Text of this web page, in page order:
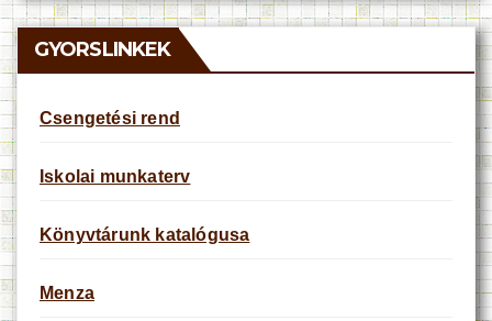
i
c
e
GYORSLINKEK
Csengetési rend
Iskolai munkaterv
Könyvtárunk katalógusa
Menza